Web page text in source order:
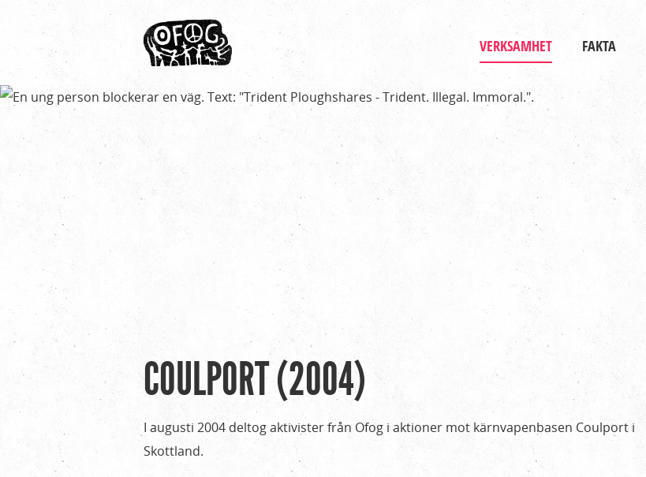
Gå till huvudinnehåll
Huvudmeny
VERKSAMHET FAKTA
Du
här
Hem
›
Verksamhet
›
COULPORT (2004)
I augusti 2004 deltog aktivister från Ofog i aktioner mot kärnvapenbasen Coulport i
Skottland.